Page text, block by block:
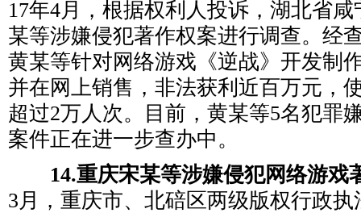
17年4月，根据权利人投诉，湖北省
某等涉嫌侵犯著作权案进行调查。经
黄某等针对网络游戏《逆战》开发制
并在网上销售，非法获利近百万元，
超过2万人次。目前，黄某等5名犯罪
案件正在进一步查办中。
14.重庆宋某等涉嫌侵犯网络游戏
3月，重庆市、北碚区两级版权行政